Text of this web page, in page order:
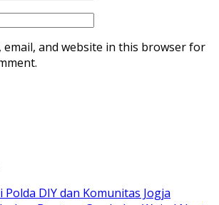
email, and website in this browser for